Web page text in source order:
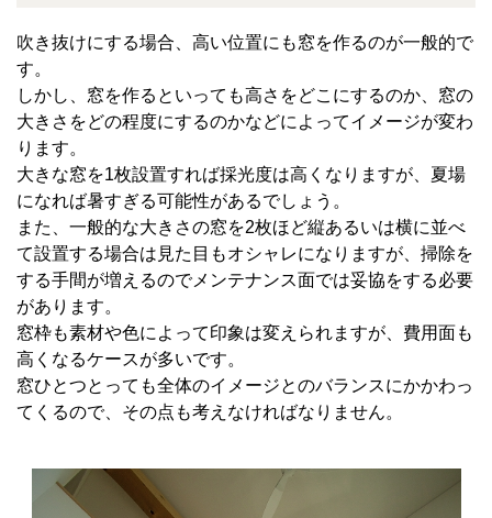
吹き抜けにする場合、高い位置にも窓を作るのが一般的で
す。
しかし、窓を作るといっても高さをどこにするのか、窓の
大きさをどの程度にするのかなどによってイメージが変わ
ります。
大きな窓を1枚設置すれば採光度は高くなりますが、夏場
になれば暑すぎる可能性があるでしょう。
また、一般的な大きさの窓を2枚ほど縦あるいは横に並べ
て設置する場合は見た目もオシャレになりますが、掃除を
する手間が増えるのでメンテナンス面では妥協をする必要
があります。
窓枠も素材や色によって印象は変えられますが、費用面も
高くなるケースが多いです。
窓ひとつとっても全体のイメージとのバランスにかかわっ
てくるので、その点も考えなければなりません。